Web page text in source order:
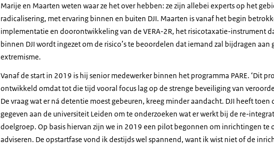
Marije en Maarten weten waar ze het over hebben: ze zijn allebei experts op het
radicalisering, met ervaring binnen en buiten DJI. Maarten is vanaf het begin
implementatie en doorontwikkeling van de VERA-2R, het risicotaxatie-instrument
binnen DJI wordt ingezet om de risico’s te beoordelen dat iemand zal bijdragen aan
extremisme.
Vanaf de start in 2019 is hij senior medewerker binnen het programma PARE. ‘Dit
ontwikkeld omdat tot die tijd vooral focus lag op de strenge beveiliging van
De vraag wat er ná detentie moest gebeuren, kreeg minder aandacht. DJI heeft toen
gegeven aan de universiteit Leiden om te onderzoeken wat er werkt bij de re-
doelgroep. Op basis hiervan zijn we in 2019 een pilot begonnen om inrichtingen te
adviseren. De opstartfase vond ik destijds wel spannend, want ik wist niet of de